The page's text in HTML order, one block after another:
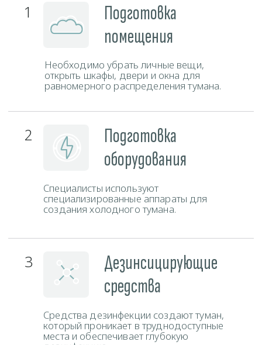
Свяжитесь с нами любым удобным способом и наш
администратор ответит на все ваши вопросы.
Телефон
Мессенджеры
Время работы
ЗАКАЗАТЬ ЗВОНОК